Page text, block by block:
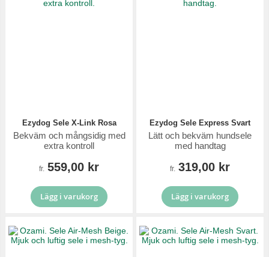
Ezydog Sele X-Link Rosa
Bekväm och mångsidig med
extra kontroll
fr. 559,00 kr
Lägg i varukorg
Ezydog Sele Express Svart
Lätt och bekväm hundsele
med handtag
fr. 319,00 kr
Lägg i varukorg